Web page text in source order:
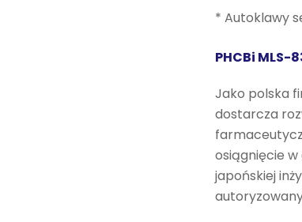
* Autoklawy
PHCBi MLS-
Jako polska
dostarcza
osiągnięcie
japońskiej